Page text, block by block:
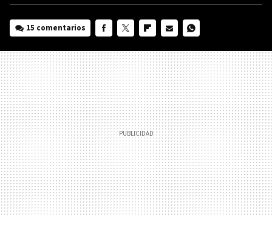
15 comentarios
MAIL